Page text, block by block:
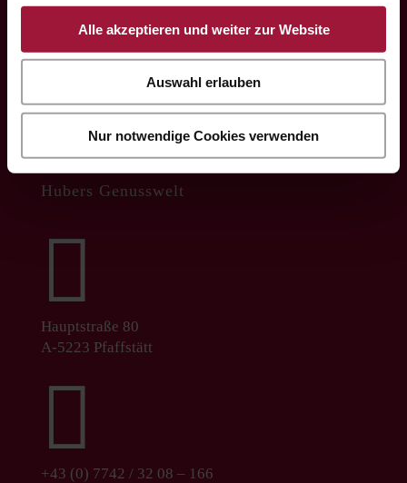
Alle akzeptieren und weiter zur Website
Auswahl erlauben
Nur notwendige Cookies verwenden

Programul de lucru:
Hubers Genusswelt

Hauptstraße 80
A-5223 Pfaffstätt

+43 (0) 7742 / 32 08 – 166